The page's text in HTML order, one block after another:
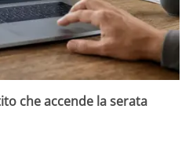
che accende la serata